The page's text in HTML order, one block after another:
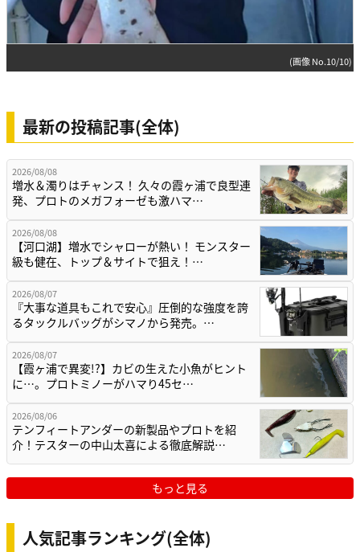
(画像 No.10/10)
最新の投稿記事(全体)
2026/08/08
増水＆濁りはチャンス！ 久々の霞ヶ浦で良型連
発、プロトのメガフォーゼも激ハマ…
2026/08/08
【河口湖】増水でシャローが熱い！ モンスター
級も健在、トップ＆サイトで狙え！…
2026/08/07
『大事な道具もこれで安心』圧倒的な強度を誇
るタックルバッグがシマノから発売。…
2026/08/07
【霞ヶ浦で異変!?】カビの生えた小魚がヒント
に…。プロトミノーがハマり45セ…
2026/08/06
テンフィートアンダーの新製品やプロトを紹
介！テスターの中山太喜による徹底解説…
もっと見る
人気記事ランキング(全体)